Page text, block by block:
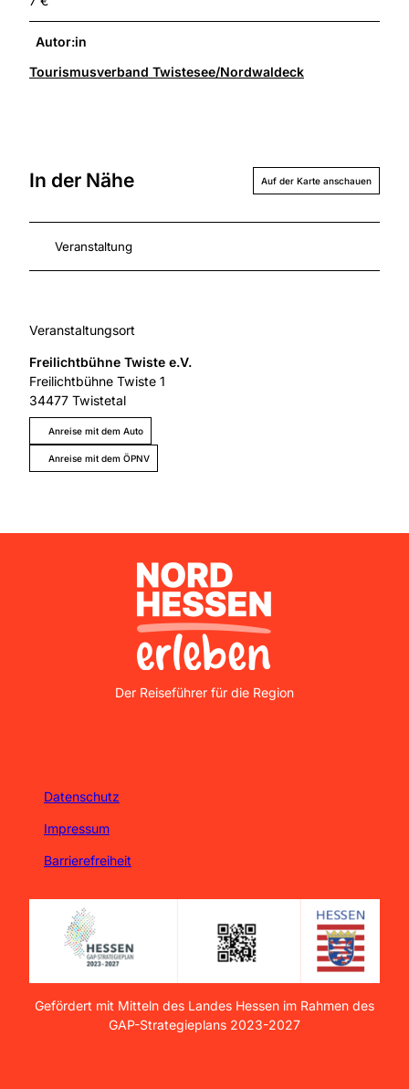
Autor:in
Tourismusverband Twistesee/Nordwaldeck
In der Nähe Auf der Karte anschauen
Veranstaltung
Veranstaltungsort
Freilichtbühne Twiste e.V.
Freilichtbühne Twiste 1
34477 Twistetal
Anreise mit dem Auto
Anreise mit dem ÖPNV
Nordhessen Erleben
Der Reiseführer für die Region
Datenschutz
Impressum
Barrierefreiheit
Gefördert mit Mitteln des Landes Hessen im Rahmen des
GAP-Strategieplans 2023-2027